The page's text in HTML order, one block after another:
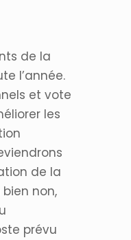
de la
l’année.
et vote
les
de la
non,
prévu